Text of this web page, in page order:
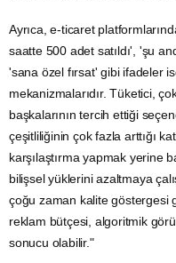
Ayrıca, e-ticaret
saatte 500 adet satıldı', 'şu
'sana özel fırsat' gibi ifadeler
mekanizmalarıdır. Tüketici,
başkalarının tercih ettiği
çeşitliliğinin çok fazla arttığı
karşılaştırma yapmak yerine
bilişsel yüklerini azaltmaya
çoğu zaman kalite göstergesi
reklam bütçesi, algoritmik
sonucu olabilir."